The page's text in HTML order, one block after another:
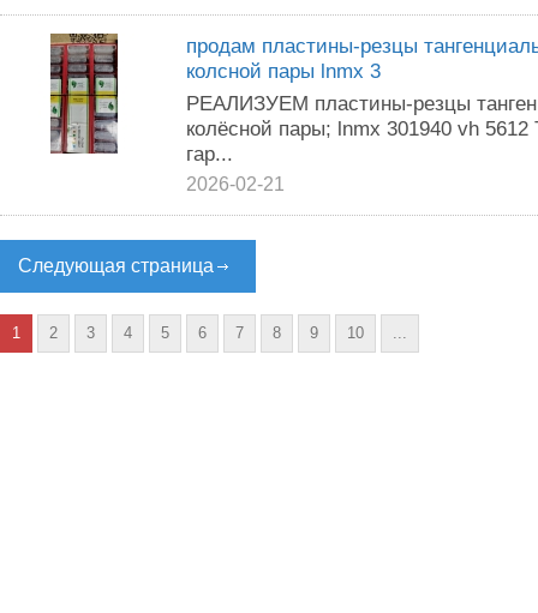
продам пластины-резцы
колсной пары lnmx 3
РЕАЛИЗУЕМ пластины-резцы
колёсной пары; lnmx 301940 vh
гар...
2026-02-21
Следующая страница
1 2 3 4 5 6 7 8 9 10 ...